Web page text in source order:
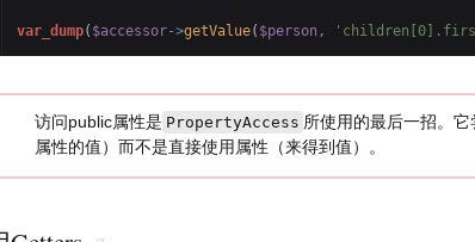
var_dump( $accessor->getValue( $person ,
访问public属性是 PropertyAccess 所使用的最后一招。
属性的值）而不是直接使用属性（来得到值）。